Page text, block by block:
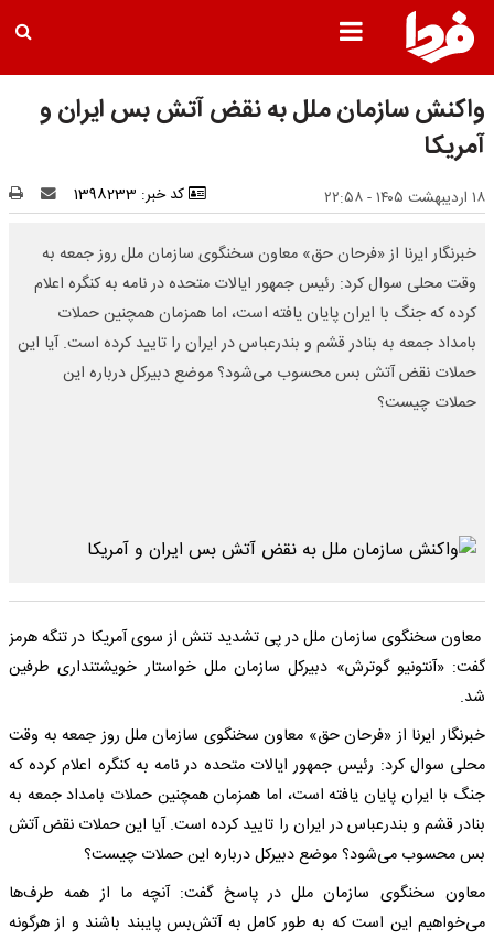
واکنش سازمان ملل به نقض آتش بس ایران و
آمریکا
۱۸ اردیبهشت ۱۴۰۵ - ۲۲:۵۸ کد خبر: 1398233
خبرنگار ایرنا از «فرحان حق» معاون سخنگوی سازمان ملل روز جمعه به
وقت محلی سوال کرد: رئیس جمهور ایالات متحده در نامه به کنگره اعلام
کرده که جنگ با ایران پایان یافته است، اما همزمان همچنین حملات
بامداد جمعه به بنادر قشم و بندرعباس در ایران را تایید کرده است. آیا این
حملات نقض آتش بس محسوب می‌شود؟ موضع دبیرکل درباره این
حملات چیست؟
معاون سخنگوی سازمان ملل در پی تشدید تنش از سوی آمریکا در تنگه هرمز
گفت: «آنتونیو گوترش» دبیرکل سازمان ملل خواستار خویشتنداری طرفین
شد.
خبرنگار ایرنا از «فرحان حق» معاون سخنگوی سازمان ملل روز جمعه به وقت
محلی سوال کرد: رئیس جمهور ایالات متحده در نامه به کنگره اعلام کرده که
جنگ با ایران پایان یافته است، اما همزمان همچنین حملات بامداد جمعه به
بنادر قشم و بندرعباس در ایران را تایید کرده است. آیا این حملات نقض آتش
بس محسوب می‌شود؟ موضع دبیرکل درباره این حملات چیست؟
معاون سخنگوی سازمان ملل در پاسخ گفت: آنچه ما از همه طرف‌ها
می‌خواهیم این است که به طور کامل به آتش‌بس پایبند باشند و از هرگونه